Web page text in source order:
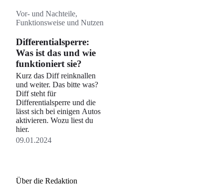
Vor- und Nachteile,
Funktionsweise und Nutzen
Differentialsperre:
Was ist das und wie
funktioniert sie?
Kurz das Diff reinknallen
und weiter. Das bitte was?
Diff steht für
Differentialsperre und die
lässt sich bei einigen Autos
aktivieren. Wozu liest du
hier.
09.01.2024
Über die Redaktion